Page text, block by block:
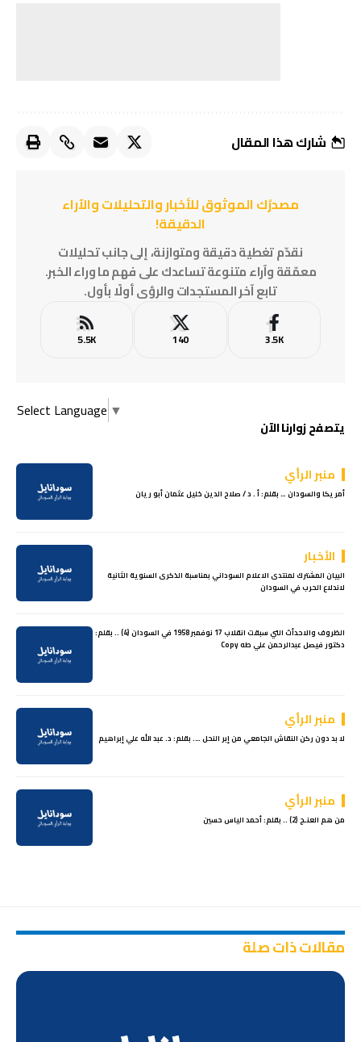
شارك هذا المقال
مصدرُك الموثوق للأخبار والتحليلات والآراء
الدقيقة!
نقدّم تغطية دقيقة ومتوازنة، إلى جانب تحليلات
معمّقة وآراء متنوعة تساعدك على فهم ما وراء الخبر.
تابع آخر المستجدات والرؤى أولًا بأول.
3.5K
140
5.5K
Select Language ▼
يتصفح زوارنا الآن
منبر الرأي
أمريكا والسودان … بقلم: أ . د / صلاح الدين خليل عثمان أبو ريان
الأخبار
البيان المشترك لمنتدى الاعلام السوداني بمناسبة الذكرى السنوية الثانية
لاندلاع الحرب في السودان
الظروف والاحدأث التي سبقت انقلاب 17 نوفمبر 1958 في السودان (4) .. بقلم:
دكتور فيصل عبدالرحمن علي طه Copy
منبر الرأي
لا بد دون ركن النقاش الجامعي من إبر النحل …. بقلم: د. عبد الله علي إبراهيم
منبر الرأي
من هم العنـج (2) .. بقلم: أحمد الياس حسين
مقالات ذات صلة